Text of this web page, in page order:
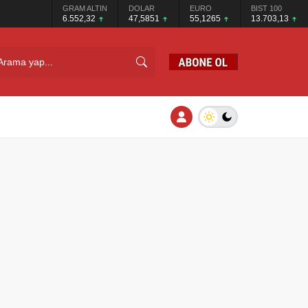
GRAM ALTIN
6.552,32
DOLAR
47,5851
EURO
55,1265
BIST 100
13.703,13